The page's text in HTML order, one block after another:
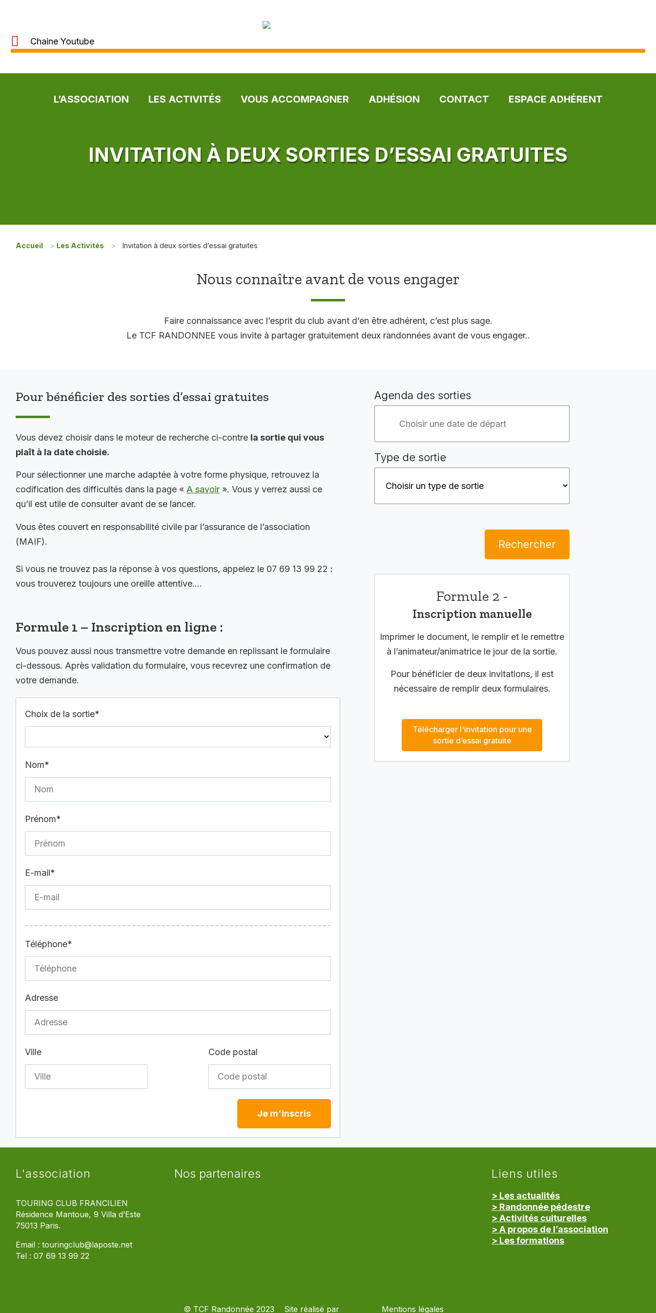
Chaine Youtube
L’ASSOCIATION LES ACTIVITÉS VOUS ACCOMPAGNER ADHÉSION CONTACT ESPACE ADHÉRENT
INVITATION À DEUX SORTIES D’ESSAI GRATUITES
Accueil > Les Activités > Invitation à deux sorties d’essai gratuites
Nous connaître avant de vous engager
Faire connaissance avec l’esprit du club avant d’en être adhérent, c’est plus sage.
Le TCF RANDONNEE vous invite à partager gratuitement deux randonnées avant de vous engager..
Pour bénéficier des sorties d’essai gratuites
Vous devez choisir dans le moteur de recherche ci-contre la sortie qui vous
plaît à la date choisie.
Pour sélectionner une marche adaptée à votre forme physique, retrouvez la
codification des difficultés dans la page « A savoir ». Vous y verrez aussi ce
qu’il est utile de consulter avant de se lancer.
Vous êtes couvert en responsabilité civile par l’assurance de l’association
(MAIF).
Si vous ne trouvez pas la réponse à vos questions, appelez le 07 69 13 99 22 :
vous trouverez toujours une oreille attentive….
Formule 1 – Inscription en ligne :
Vous pouvez aussi nous transmettre votre demande en replissant le formulaire
ci-dessous. Après validation du formulaire, vous recevrez une confirmation de
votre demande.
Choix de la sortie*
Nom*
Prénom*
E-mail*
Téléphone*
Adresse
Ville Code postal
Je m'inscris
Agenda des sorties
Type de sortie
Rechercher
Formule 2 -
Inscription manuelle
Imprimer le document, le remplir et le remettre
à l’animateur/animatrice le jour de la sortie.
Pour bénéficier de deux invitations, il est
nécessaire de remplir deux formulaires.
Télécharger l'invitation pour une
sortie d’essai gratuite
L'association
TOURING CLUB FRANCILIEN
Résidence Mantoue, 9 Villa d’Este
75013 Paris.
Email : touringclub@laposte.net
Tel : 07 69 13 99 22
Nos partenaires Liens utiles
> Les actualités
> Randonnée pédestre
> Activités culturelles
> A propos de l’association
> Les formations
© TCF Randonnée 2023 Site réalisé par Mentions légales